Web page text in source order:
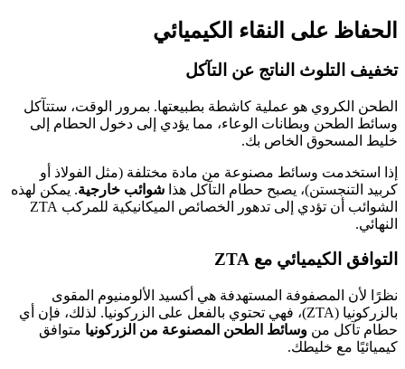
الحفاظ على النقاء الكيميائي
تخفيف التلوث الناتج عن التآكل
الطحن الكروي هو عملية كاشطة بطبيعتها. بمرور الوقت، ستتآكل
وسائط الطحن وبطانات الوعاء، مما يؤدي إلى دخول الحطام إلى
خليط المسحوق الخاص بك.
إذا استخدمت وسائط مصنوعة من مادة مختلفة (مثل الفولاذ أو
كربيد التنجستن)، يصبح حطام التآكل هذا شوائب خارجية. يمكن لهذه
الشوائب أن تؤدي إلى تدهور الخصائص الميكانيكية للمركب ZTA
النهائي.
التوافق الكيميائي مع ZTA
نظرًا لأن المصفوفة المستهدفة هي أكسيد الألومنيوم المقوى
بالزركونيا (ZTA)، فهي تحتوي بالفعل على الزركونيا. لذلك، فإن أي
حطام تآكل من وسائط الطحن المصنوعة من الزركونيا متوافق
كيميائيًا مع خليطك.